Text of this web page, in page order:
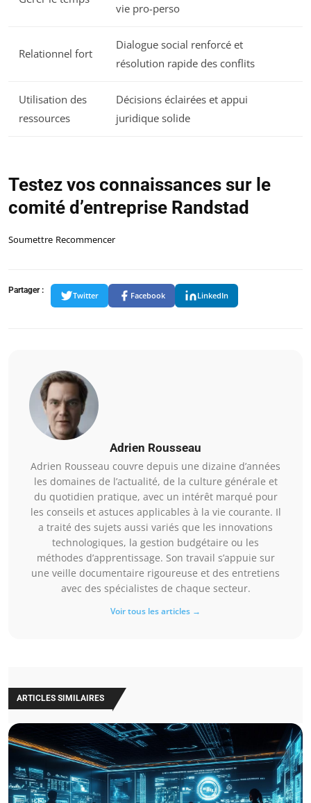
vie pro-perso
Relationnel fort
Dialogue social renforcé et
résolution rapide des conflits
Utilisation des
ressources
Décisions éclairées et appui
juridique solide
Testez vos connaissances sur le
comité d’entreprise Randstad
Soumettre Recommencer
Partager :
Twitter Facebook LinkedIn
Adrien Rousseau
Adrien Rousseau couvre depuis une dizaine d’années
les domaines de l’actualité, de la culture générale et
du quotidien pratique, avec un intérêt marqué pour
les conseils et astuces applicables à la vie courante. Il
a traité des sujets aussi variés que les innovations
technologiques, la gestion budgétaire ou les
méthodes d’apprentissage. Son travail s’appuie sur
une veille documentaire rigoureuse et des entretiens
avec des spécialistes de chaque secteur.
Voir tous les articles →
ARTICLES SIMILAIRES